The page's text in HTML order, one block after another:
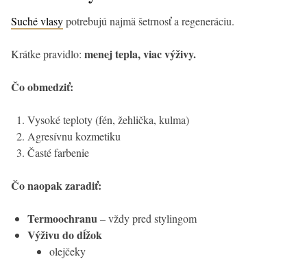
Suché vlasypotrebujú najmä šetrnosť a regeneráciu.
Krátke pravidlo: menej tepla, viac výživy.
Čo obmedziť:
Vysoké teploty (fén, žehlička, kulma)
Agresívnu kozmetiku
Časté farbenie
Čo naopak zaradiť:
Termoochranu– vždy pred stylingom
Výživu do dĺžok
olejčeky